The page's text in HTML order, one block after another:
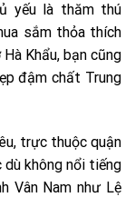
yếu là thăm thú
sắm thỏa thích
Khẩu, bạn cũng
đậm chất Trung
trực thuộc quận
dù không nổi tiếng
Vân Nam như Lệ